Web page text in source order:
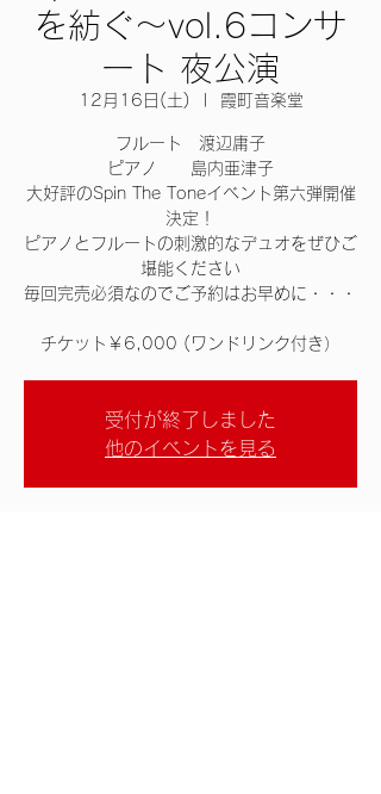
を紡ぐ〜vol.6コンサ
ート 夜公演
12月16日(土) 霞町音楽堂
フルート 渡辺庸子
ピアノ 島内亜津子
大好評のSpin The Toneイベント第六弾開催
決定！
ピアノとフルートの刺激的なデュオをぜひご
堪能ください
毎回完売必須なのでご予約はお早めに・・・
チケット￥6,000 (ワンドリンク付き）
受付が終了しました
他のイベントを見る